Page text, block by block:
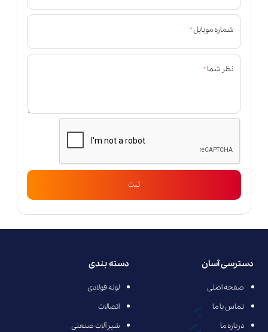
شماره موبایل*
نظر شما*
ثبت
دسترسی آسان
صفحه اصلی
تماس با ما
درباره ما
دسته بندی
لوله فولادی
اتصالات
شیرآلات صنعتی